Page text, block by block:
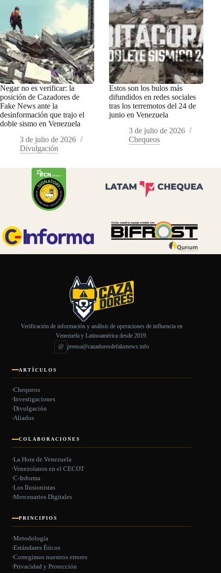
Negar no es verificar: la
posición de Cazadores de
Fake News ante la
desinformación que trajo el
doble sismo en Venezuela
3 de julio de 2026
Divulgación
Estos son los bulos más
difundidos en redes sociales
tras los terremotos del 24 de
junio en Venezuela
3 de julio de 2026
Chequeos
Verificación de información y análisis de operaciones de influencia en
Venezuela y Latinoamérica desde 2019.
@ prensa@cazadoresdefakenews.info
ARTÍCULOS
Chequeos
Investigaciones
Divulgación
Aliados
COLABORACIONES
La Hora de Venezuela
Venezolanos en el CECOT
C-Informa
Los Ilusionistas
Mercenarios Digitales
PRINCIPIOS
Metodología
Estándares Éticos
Corregimos nuestros errores
Privacidad y Protección